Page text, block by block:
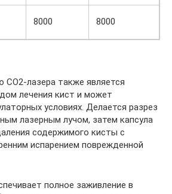
8000 8000
лазера также является
лечения кист и может
условиях. Делается разрез
лазерным лучом, затем капсула
содержимого кисты с
испарением поврежденной
полное заживление в